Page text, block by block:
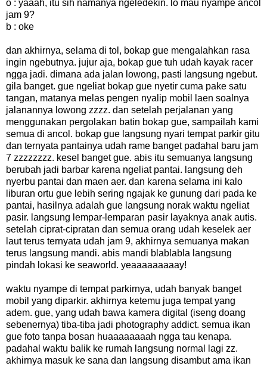
o : yaaah, itu sih namanya ngeledekin. lo mau nyampe ancol
jam 9?
b : oke
dan akhirnya, selama di tol, bokap gue mengalahkan rasa
ingin ngebutnya. jujur aja, bokap gue tuh udah kayak racer
ngga jadi. dimana ada jalan lowong, pasti langsung ngebut.
gila banget. gue ngeliat bokap gue nyetir cuma pake satu
tangan, matanya melas pengen nyalip mobil laen soalnya
jalanannya lowong zzzz. dan setelah perjalanan yang
menggunakan pergolakan batin bokap gue, sampailah kami
semua di ancol. bokap gue langsung nyari tempat parkir gitu
dan ternyata pantainya udah rame banget padahal baru jam
7 zzzzzzzz. kesel banget gue. abis itu semuanya langsung
berubah jadi barbar karena ngeliat pantai. langsung deh
nyerbu pantai dan maen aer. dan karena selama ini kalo
liburan ortu gue lebih sering ngajak ke gunung dari pada ke
pantai, hasilnya adalah gue langsung norak waktu ngeliat
pasir. langsung lempar-lemparan pasir layaknya anak autis.
setelah ciprat-cipratan dan semua orang udah keselek aer
laut terus ternyata udah jam 9, akhirnya semuanya makan
terus langsung mandi. abis mandi blablabla langsung
pindah lokasi ke seaworld. yeaaaaaaaaay!
waktu nyampe di tempat parkirnya, udah banyak banget
mobil yang diparkir. akhirnya ketemu juga tempat yang
adem. gue, yang udah bawa kamera digital (iseng doang
sebenernya) tiba-tiba jadi photography addict. semua ikan
gue foto tanpa bosan huaaaaaaaah ngga tau kenapa.
padahal waktu balik ke rumah langsung normal lagi zz.
akhirnya masuk ke sana dan langsung disambut ama ikan